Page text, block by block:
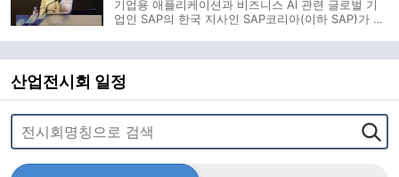
기업용 애플리케이션과 비즈니스 AI 관련 글로벌 기
업인 SAP의 한국 지사인 SAP코리아(이하 SAP)가 최
점을 밝혔다. SAP 고객 자문부문의 하경남 부문장은
최근 여의도에서 열린 SAP코리아 창
산업전시회 일정